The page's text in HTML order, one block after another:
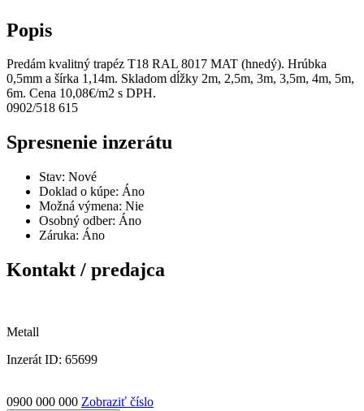
Popis
Predám kvalitný trapéz T18 RAL 8017 MAT (hnedý). Hrúbka
0,5mm a šírka 1,14m. Skladom dĺžky 2m, 2,5m, 3m, 3,5m, 4m, 5m,
6m. Cena 10,08€/m2 s DPH.
0902/518 615
Spresnenie inzerátu
Stav: Nové
Doklad o kúpe: Áno
Možná výmena: Nie
Osobný odber: Áno
Záruka: Áno
Kontakt / predajca
Metall
Inzerát ID: 65699
0900 000 000 Zobraziť číslo